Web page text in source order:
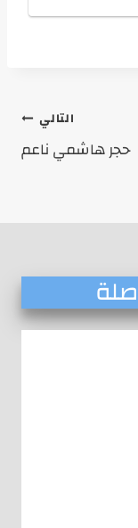
التالي
حجر هاشمي ناعم